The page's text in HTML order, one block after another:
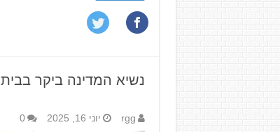
נשיא המדינה ביקר
rgg יוני 16, 2025 0